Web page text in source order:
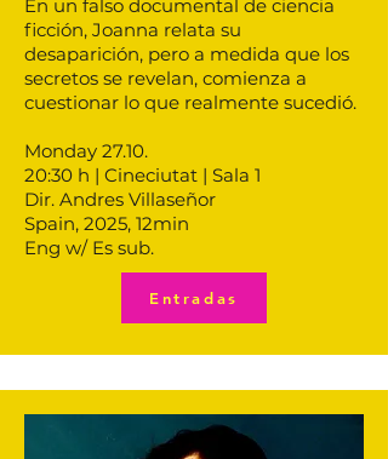
En un falso documental de ciencia
ficción, Joanna relata su
desaparición, pero a medida que los
secretos se revelan, comienza a
cuestionar lo que realmente sucedió.
Monday 27.10.
20:30 h | Cineciutat | Sala 1
Dir. Andres Villaseñor
Spain, 2025, 12min
Eng w/ Es sub.
Entradas